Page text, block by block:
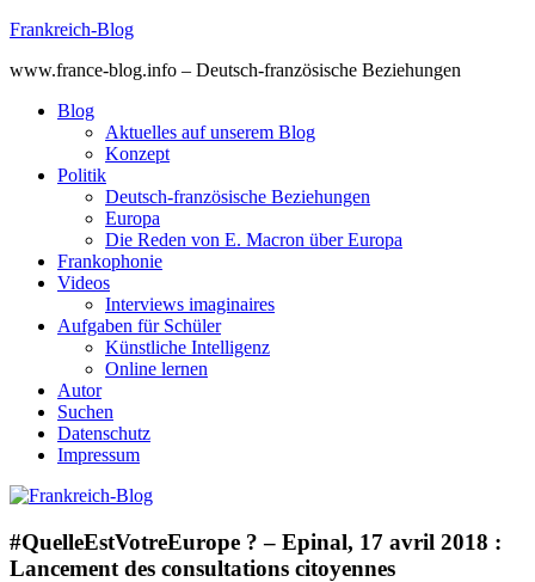
Skip
content
Frankreich-Blog
www.france-blog.info – Deutsch-französische Beziehungen
Blog
Aktuelles auf unserem Blog
Konzept
Politik
Deutsch-französische Beziehungen
Europa
Die Reden von E. Macron über Europa
Frankophonie
Videos
Interviews imaginaires
Aufgaben für Schüler
Künstliche Intelligenz
Online lernen
Autor
Suchen
Datenschutz
Impressum
#QuelleEstVotreEurope ? – Epinal, 17 avril 2018 :
Lancement des consultations citoyennes